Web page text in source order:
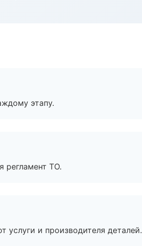
этапу.
регламент ТО.
услуги и производителя деталей.